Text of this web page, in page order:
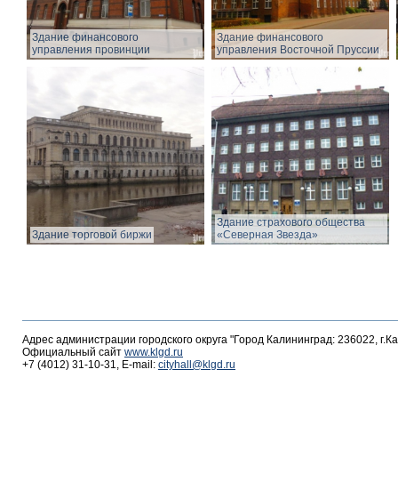
Здание финансового
управления провинции
Здание финансового
управления Восточной Пруссии
Здание торговой биржи
Здание страхового общества
«Северная Звезда»
Адрес администрации городского округа "Город Калининград: 236022,
Официальный сайт www.klgd.ru
+7 (4012) 31-10-31, E-mail: cityhall@klgd.ru